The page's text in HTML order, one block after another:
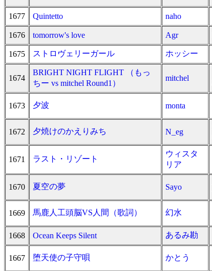
1677 Quintetto naho
1676 tomorrow's love Agr
1675 ストロヴェリーガール ホッシー
1674
BRIGHT NIGHT FLIGHT （もっ
ちー vs mitchel Round1）
mitchel
1673 夕波 monta
1672 夕焼けのかえりみち N_eg
1671 ラスト・リゾート
ウィスタ
リア
1670 夏空の夢 Sayo
1669 馬鹿人工頭脳VS人間（歌詞） 幻水
1668 Ocean Keeps Silent あるみ勘
1667 堕天使の子守唄 かとう